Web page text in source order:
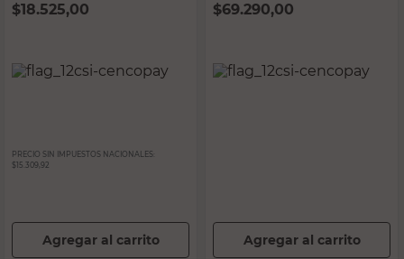
$18.525,00
PRECIO SIN IMPUESTOS NACIONALES:
$15.309,92
Agregar al carrito
$69.290,00
Agregar al carrito